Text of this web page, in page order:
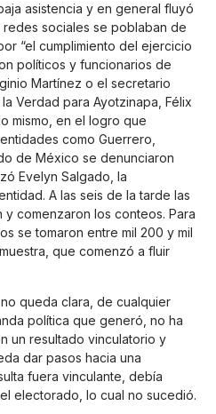
asistencia y en general fluyó
sociales se poblaban de
“el cumplimiento del ejercicio
políticos y funcionarios de
Martínez o el secretario
Verdad para Ayotzinapa, Félix
mismo, en el logro que
como Guerrero,
de México se denunciaron
Evelyn Salgado, la
A las seis de la tarde las
comenzaron los conteos. Para
se tomaron entre mil 200 y mil
que comenzó a fluir
queda clara, de cualquier
política que generó, no ha
un resultado vinculatorio y
dar pasos hacia una
fuera vinculante, debía
electorado, lo cual no sucedió.